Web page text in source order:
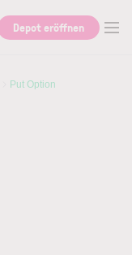
nach Aktie, Autor...
Depot eröffnen
Put Option